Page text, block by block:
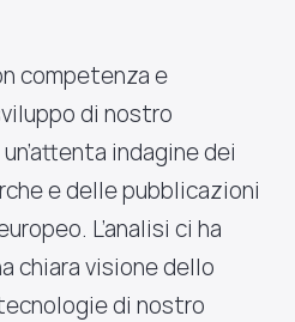
competenza e
di nostro
indagine dei
e delle pubblicazioni
L’analisi ci ha
chiara visione dello
di nostro